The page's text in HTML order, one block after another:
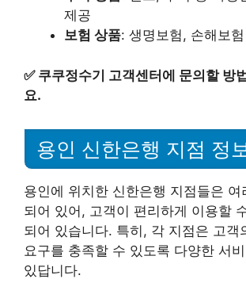
제공
보험 상품: 생명보험, 손해보
✅ 쿠쿠정수기 고객센터에 문의할 방
요.
용인 신한은행 지점 정
용인에 위치한 신한은행 지점들은 여
되어 있어, 고객이 편리하게 이용할
되어 있습니다. 특히, 각 지점은 고객
요구를 충족할 수 있도록 다양한 서
있답니다.